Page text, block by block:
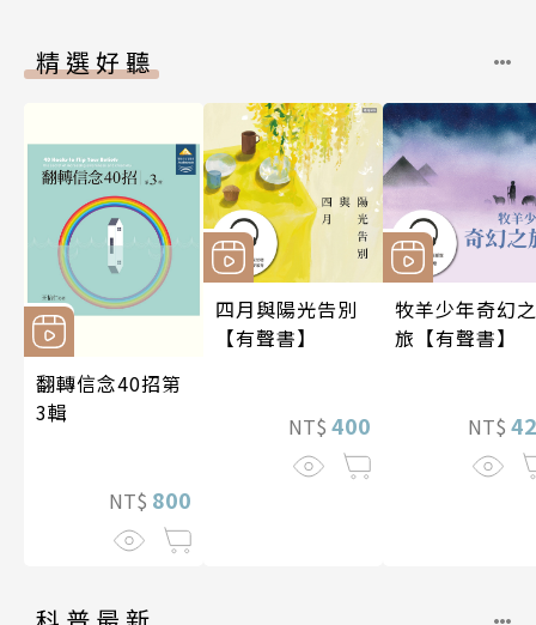
精選好聽
翻轉信念40招第
3輯
NT$ 800
四月與陽光告別
【有聲書】
NT$ 400
牧羊少年奇幻之
旅【有聲書】
NT$